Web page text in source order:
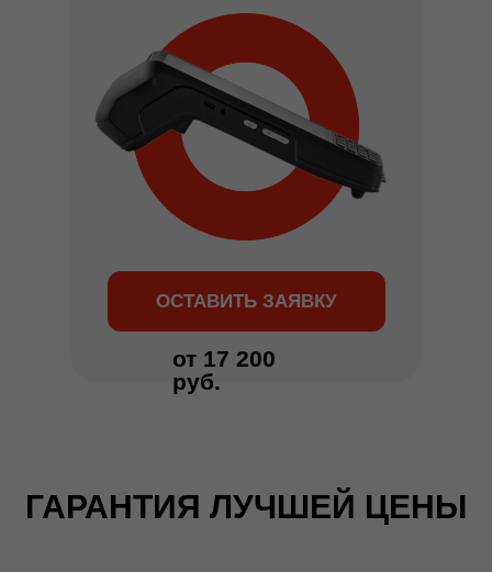
ОСТАВИТЬ ЗАЯВКУ
от 17 200
руб.
ГАРАНТИЯ ЛУЧШЕЙ ЦЕНЫ